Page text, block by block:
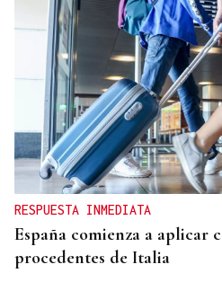
RESPUESTA INMEDIATA
España comienza a aplicar
procedentes de Italia